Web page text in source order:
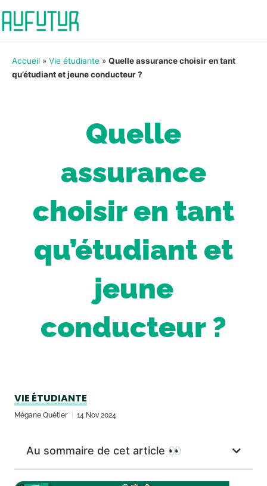
Accueil » Vie étudiante » Quelle assurance choisir en tant
qu’étudiant et jeune conducteur ?
Quelle
assurance
choisir en tant
qu’étudiant et
jeune
conducteur ?
VIE ÉTUDIANTE
Mégane Quétier 14 Nov 2024
Au sommaire de cet article 👀